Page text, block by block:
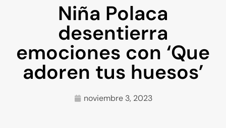
Niña Polaca
desentierra
emociones con ‘Que
adoren tus huesos’
noviembre 3, 2023